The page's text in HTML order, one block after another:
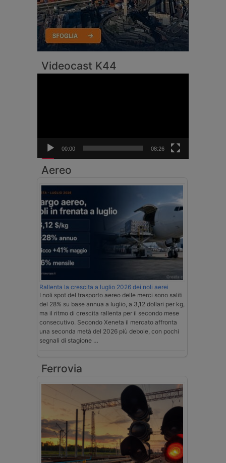
Videocast K44
00:00 08:26
Aereo
Rallenta la crescita a luglio 2026 dei noli aerei
I noli spot del trasporto aereo delle merci sono saliti
del 28% su base annua a luglio, a 3,12 dollari per kg,
ma il ritmo di crescita rallenta per il secondo mese
consecutivo. Secondo Xeneta il mercato affronta
una seconda metà del 2026 più debole, con pochi
segnali di stagione …
Ferrovia